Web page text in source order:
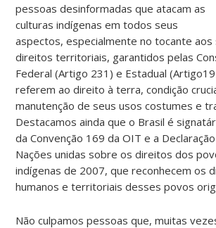
pessoas desinformadas que atacam as
culturas indígenas em todos seus
aspectos, especialmente no tocante aos
direitos territoriais, garantidos pelas
Federal (Artigo 231) e Estadual
referem ao direito à terra, condição
manutenção de seus usos costumes e
Destacamos ainda que o Brasil é
da Convenção 169 da OIT e a
Nações unidas sobre os direitos dos
indígenas de 2007, que reconhecem os
humanos e territoriais desses povos
Não culpamos pessoas que, muitas